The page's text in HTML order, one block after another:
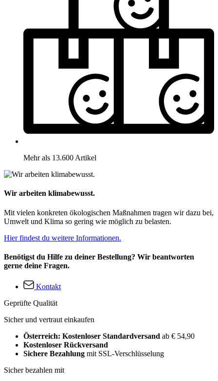
Mehr als 13.600 Artikel
Wir arbeiten klimabewusst.
Mit vielen konkreten ökologischen Maßnahmen tragen wir dazu bei,
Umwelt und Klima so gering wie möglich zu belasten.
Hier findest du weitere Informationen.
Benötigst du Hilfe zu deiner Bestellung? Wir beantworten
gerne deine Fragen.
Kontakt
Geprüfte Qualität
Sicher und vertraut einkaufen
Österreich: Kostenloser Standardversand ab € 54,90
Kostenloser Rückversand
Sichere Bezahlung mit SSL-Verschlüsselung
Sicher bezahlen mit